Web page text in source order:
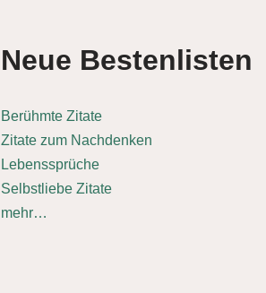
Neue Bestenlisten
Berühmte Zitate
Zitate zum Nachdenken
Lebenssprüche
Selbstliebe Zitate
mehr…